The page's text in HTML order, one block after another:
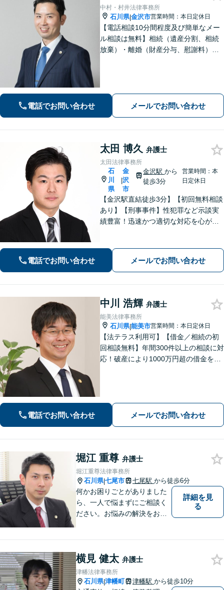
中村・村井法律事務所
石川県|金沢市営業時間：本日定休日
【電話相談10分間程度及び簡単なメー
ル相談は無料】相続（遺産分割、相続
放棄）・離婚（財産分与、慰謝料）・
やすい言葉での説明を心がけていま
電話でお問い合わせ メールでお問い合わせ
太田 博久 弁護士
太田法律事務所
石
川
県
|
金
沢
市
金沢駅から
徒歩3分
営業時間：本
日定休日
【金沢駅直結徒歩3分】【初回無料相談
あり】【刑事事件】性犯罪など示談実
績豊富！迅速かつ適切な対応を心がけ
対応で、適切な解決へと導きます。
電話でお問い合わせ メールでお問い合わせ
中川 浩輝 弁護士
能美法律事務所
石川県|能美市営業時間：本日定休日
【法テラス利用可】【借金／相続の初
回相談無料】年間300件以上の相談に対
応！破産により1000万円超の借金をゼ
所】【夜間・土日祝相談可】
電話でお問い合わせ メールでお問い合わせ
堀江 重尊 弁護士
堀江重尊法律事務所
石川県|七尾市 七尾駅 から徒歩6分
何かお困りごとがありました
ら、一人で悩まずにご相談く
ださい。お悩みの解決をお手
詳細を見
る
横見 健太 弁護士
津幡法律事務所
石川県|津幡町 津幡駅 から徒歩10分